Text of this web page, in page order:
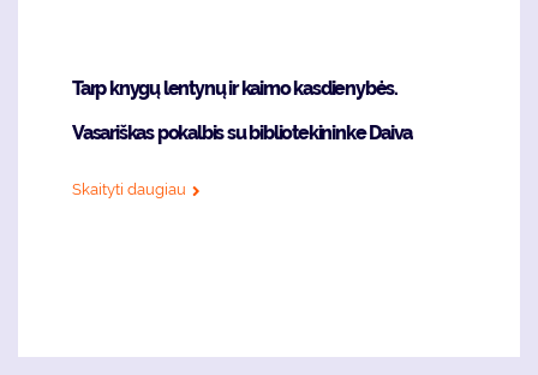
Tarp knygų lentynų ir kaimo kasdienybės.
Vasariškas pokalbis su bibliotekininke Daiva
Skaityti daugiau